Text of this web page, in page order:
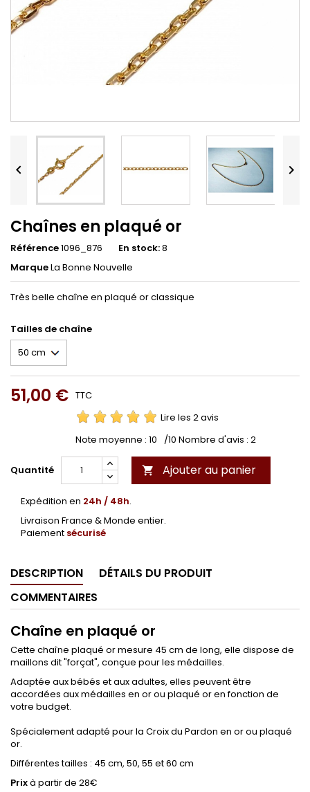
 
Chaînes en plaqué or
Référence1096_876 En stock:8
MarqueLa Bonne Nouvelle
Très belle chaîne en plaqué or classique
Tailles de chaîne
51,00 € TTC
Lire les 2 avis
Note moyenne : 10 /10 Nombre d'avis : 2
Quantité  Ajouter au panier
Expédition en 24h / 48h.
Livraison France & Monde entier.
Paiement sécurisé
DESCRIPTION
DÉTAILS DU PRODUIT
COMMENTAIRES
Chaîne en plaqué or
Cette chaîne plaqué or mesure 45 cm de long, elle dispose de
maillons dit "forçat", conçue pour les médailles.
Adaptée aux bébés et aux adultes, elles peuvent être
accordées aux médailles en or ou plaqué or en fonction de
votre budget.
Spécialement adapté pour la Croix du Pardon en or ou plaqué
or.
Différentes tailles : 45 cm, 50, 55 et 60 cm
Prixà partir de 28€